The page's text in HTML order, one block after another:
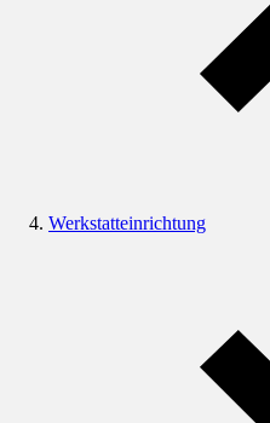
Werkstatteinrichtung